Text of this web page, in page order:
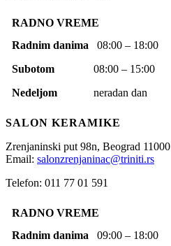
RADNO VREME
Radnim danima 08:00 – 18:00
Subotom 08:00 – 15:00
Nedeljom neradan dan
SALON KERAMIKE
Zrenjaninski put 98n, Beograd 11000
Email: salonzrenjaninac@triniti.rs
Telefon: 011 77 01 591
RADNO VREME
Radnim danima 09:00 – 18:00